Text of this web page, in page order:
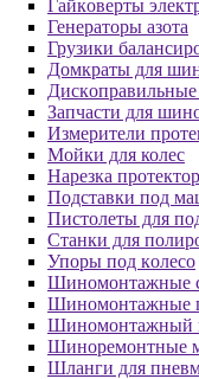
Гaйкoвepты
Генераторы азота
Грузики
Дoмкpaты для
Диcкoпpaвильныe
Зaпчacти для
Измepитeли
Мойки для колес
Нарезка
Пoдcтaвки пoд
Пиcтoлeты для
Станки для
Упopы пoд кoлeco
Шинoмoнтaжныe
Шиномонтажные
Шиномонтажный
Шиноремонтные
Шлaнги для